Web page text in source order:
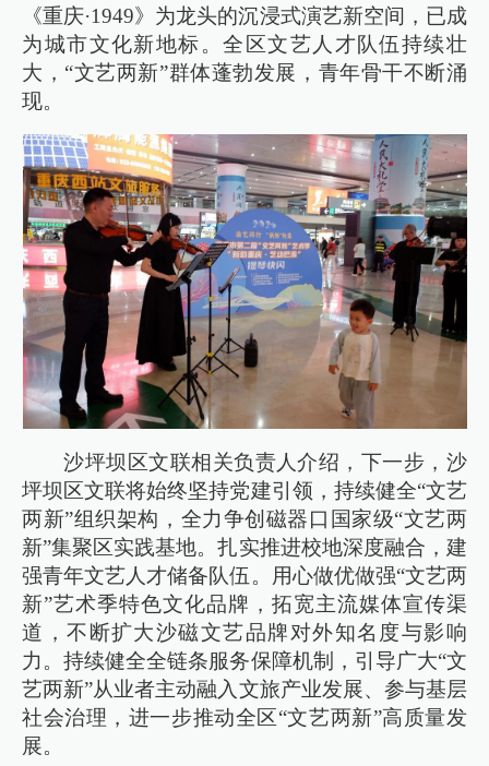
《重庆·1949》为龙头的沉浸式演艺新空间，已成
为城市文化新地标。全区文艺人才队伍持续壮
大，“文艺两新”群体蓬勃发展，青年骨干不断涌
现。
沙坪坝区文联相关负责人介绍，下一步，沙
坪坝区文联将始终坚持党建引领，持续健全“文艺
两新”组织架构，全力争创磁器口国家级“文艺两
新”集聚区实践基地。扎实推进校地深度融合，建
强青年文艺人才储备队伍。用心做优做强“文艺两
新”艺术季特色文化品牌，拓宽主流媒体宣传渠
道，不断扩大沙磁文艺品牌对外知名度与影响
力。持续健全全链条服务保障机制，引导广大“文
艺两新”从业者主动融入文旅产业发展、参与基层
社会治理，进一步推动全区“文艺两新”高质量发
展。